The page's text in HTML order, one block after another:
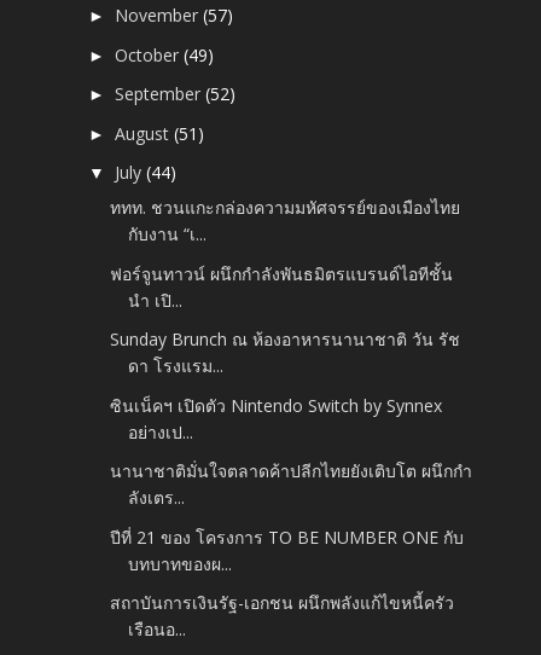
► November(57)
►October(49)
►September(52)
►August(51)
▼ July(44)
ททท. ชวนแกะกล่องความมหัศจรรย์ของเมืองไทย
กับงาน “เ...
ฟอร์จูนทาวน์ ผนึกกำลังพันธมิตรแบรนด์ไอทีชั้น
นำ เปิ...
Sunday Brunch ณ ห้องอาหารนานาชาติ วัน รัช
ดา โรงแรม...
ซินเน็คฯ เปิดตัว Nintendo Switch by Synnex
อย่างเป...
นานาชาติมั่นใจตลาดค้าปลีกไทยยังเติบโต ผนึกกำ
ลังเตร...
ปีที่ 21 ของ โครงการ TO BE NUMBER ONE กับ
บทบาทของผ...
สถาบันการเงินรัฐ-เอกชน ผนึกพลังแก้ไขหนี้ครัว
เรือนอ...